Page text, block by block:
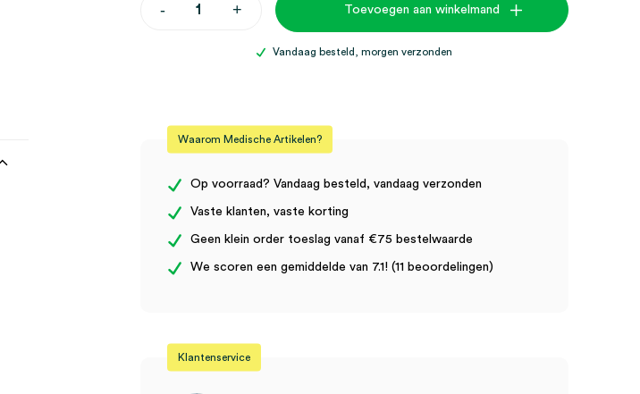
-
7cm
(5)
+ Toevoegen aan winkelmand
Vandaag besteld, morgen verzonden
Waarom Medische Artikelen?
Op voorraad? Vandaag besteld, vandaag verzonden
Vaste klanten, vaste korting
Geen klein order toeslag vanaf €75 bestelwaarde
We scoren een gemiddelde van 7.1! (11 beoordelingen)
Klantenservice